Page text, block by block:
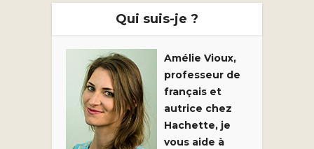
Qui suis-je ?
Amélie Vioux,
professeur de
français et
autrice chez
Hachette, je
vous aide à